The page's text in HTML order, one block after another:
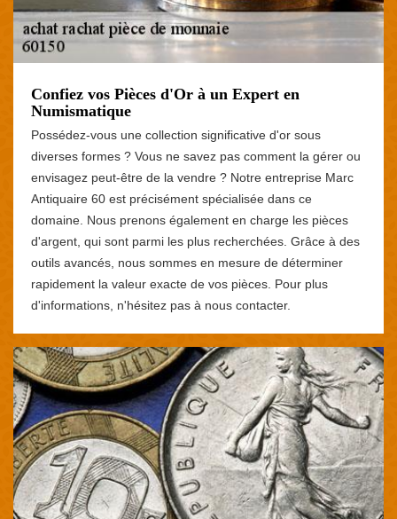
Confiez vos Pièces d'Or à un Expert en
Numismatique
Possédez-vous une collection significative d'or sous
diverses formes ? Vous ne savez pas comment la gérer ou
envisagez peut-être de la vendre ? Notre entreprise Marc
Antiquaire 60 est précisément spécialisée dans ce
domaine. Nous prenons également en charge les pièces
d'argent, qui sont parmi les plus recherchées. Grâce à des
outils avancés, nous sommes en mesure de déterminer
rapidement la valeur exacte de vos pièces. Pour plus
d'informations, n'hésitez pas à nous contacter.